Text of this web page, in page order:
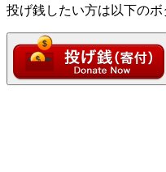
投げ銭したい方は以下の